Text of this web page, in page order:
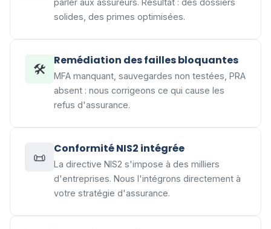
parler aux assureurs. Résultat : des dossiers
solides, des primes optimisées.
🛠
Remédiation des failles bloquantes
MFA manquant, sauvegardes non testées, PRA
absent : nous corrigeons ce qui cause les
refus d'assurance.
📜
Conformité NIS2 intégrée
La directive NIS2 s'impose à des milliers
d'entreprises. Nous l'intégrons directement à
votre stratégie d'assurance.